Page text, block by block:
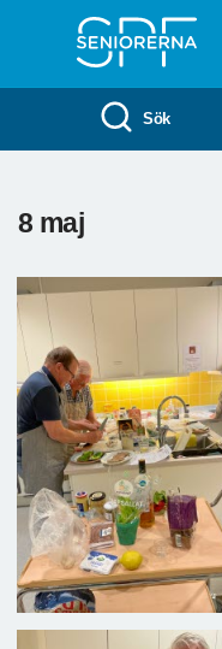
Sök
8 maj